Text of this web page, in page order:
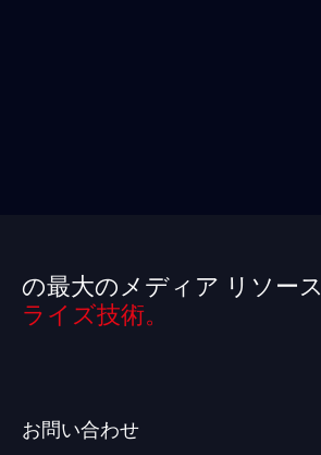
の最大のメディア リソース
ライズ技術。
お問い合わせ